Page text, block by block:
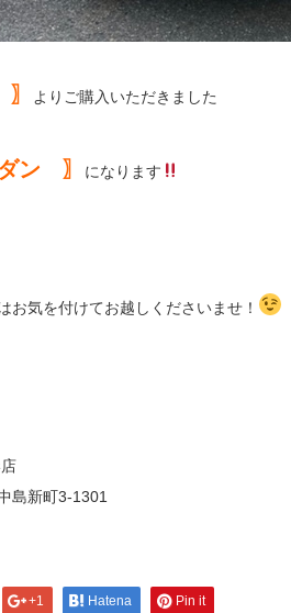
よりご購入いただきました
ン 〗 になります
お気を付けてお越しくださいませ！
島新町3-1301
+1 Hatena Pin it